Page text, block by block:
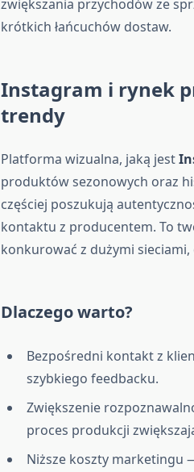
zwiększania przychodów ze
krótkich łańcuchów dostaw.
Instagram i rynek
trendy
Platforma wizualna, jaką jest
produktów sezonowych oraz
częściej poszukują
kontaktu z producentem. To
konkurować z dużymi
Dlaczego warto?
Bezpośredni kontakt z
szybkiego feedbacku.
Zwiększenie
proces produkcji
Niższe koszty marketingu